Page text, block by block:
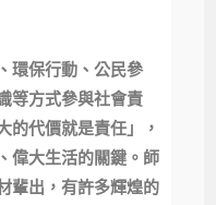
環保行動、公民參
等方式參與社會責
的代價就是責任」，
偉大生活的關鍵。師
輩出，有許多輝煌的